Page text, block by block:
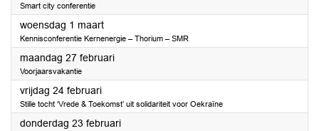
Smart city conferentie
woensdag 1 maart2023
Kennisconferentie Kernenergie – Thorium – SMR
maandag 27 februari2023
Voorjaarsvakantie
vrijdag 24 februari2023
Stille tocht ‘Vrede & Toekomst’ uit solidariteit voor Oekraïne
donderdag 23 februari2023